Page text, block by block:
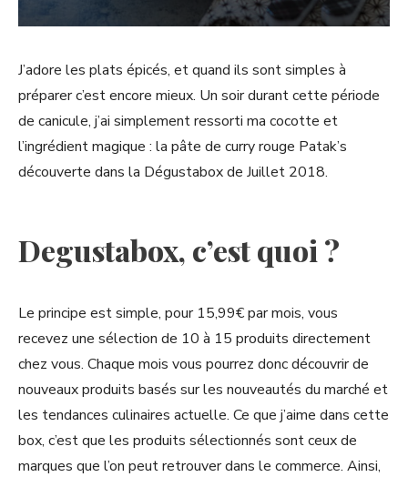
J’adore les plats épicés, et quand ils sont simples à
préparer c’est encore mieux. Un soir durant cette période
de canicule, j’ai simplement ressorti ma cocotte et
l’ingrédient magique : la pâte de curry rouge Patak’s
découverte dans la Dégustabox de Juillet 2018.
Degustabox, c’est quoi ?
Le principe est simple, pour 15,99€ par mois, vous
recevez une sélection de 10 à 15 produits directement
chez vous. Chaque mois vous pourrez donc découvrir de
nouveaux produits basés sur les nouveautés du marché et
les tendances culinaires actuelle. Ce que j’aime dans cette
box, c’est que les produits sélectionnés sont ceux de
marques que l’on peut retrouver dans le commerce. Ainsi,